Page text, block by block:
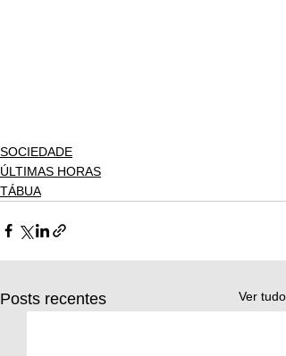
SOCIEDADE
ÚLTIMAS HORAS
TÁBUA
Posts recentes Ver tudo